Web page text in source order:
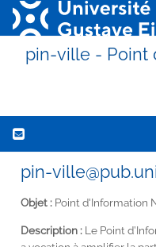
pin-ville - Point
pin-
Objet : Point d'Information
Description : Le Point